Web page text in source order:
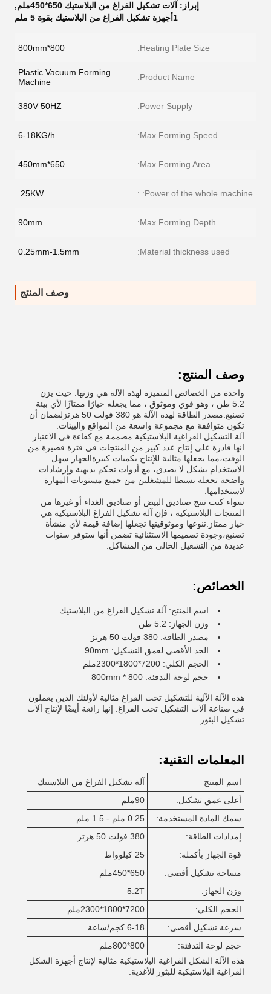
إبراز: آلات تشكيل الفراغ من البلاستيك 650*450ملم
,
1أجهزة تشكيل الفراغ من البلاستيك بقوة 5 ملم
Heating Plate Size:
800*800mm
Product Name:
Plastic Vacuum Forming
Machine
Power Supply:
380V 50HZ
Max Forming Speed:
6-18KG/h
Max Forming Area:
650*450mm
Power of the whole machine: :
25KW.
Max Forming Depth:
90mm
Material thickness used:
0.25mm-1.5mm
وصف المنتج
وصف المنتج:
واحدة من الخصائص المتميزة لهذه الآلة هي وزنها. حيث يزن
5.2 طن ، وهو قوي وموثوق ، مما يجعله خيارًا ممتازًا لأي بيئة
تصنيع.مصدر الطاقة لهذه الآلة هو 380 فولت 50 هرتزلضمان أن
تكون متوافقة مع مجموعة واسعة من المواقع والبيئات.
آلة التشكيل الفراغية البلاستيكية مصممة مع كفاءة في الاعتبار.
انها قادرة على إنتاج عدد كبير من المنتجات في فترة قصيرة من
الوقت،مما يجعلها مثالية للإنتاج بكميات كبيرةالجهاز سهل
الاستخدام بشكل لا يصدق، مع أدوات تحكم بديهية وإرشادات
واضحة تجعله بسيطا للمشغلين من جميع مستويات المهارة
لاستخدامها.
سواء كنت تنتج صناديق البيض أو صناديق الغداء أو غيرها من
المنتجات البلاستيكية ، فإن آلة تشكيل الفراغ البلاستيكية هي
خيار ممتاز.تنوعها وموثوقيتها تجعلها إضافة قيمة لأي منشأة
تصنيع،وجودة تصميمها الاستثنائية تضمن أنها ستوفر سنوات
عديدة من التشغيل الخالي من المشاكل.
الخصائص:
اسم المنتج: آلة تشكيل الفراغ من البلاستيك
وزن الجهاز: 5.2 طن
مصدر الطاقة: 380 فولت 50 هرتز
الحد الأقصى لعمق التشكيل: 90mm
الحجم الكلي: 7200*1800*2300ملم
حجم لوحة التدفئة: 800 * 800mm
هذه الآلة الآلية للتشكيل تحت الفراغ مثالية لأولئك الذين يعملون
في صناعة آلات التشكيل تحت الفراغ. إنها رائعة أيضًا لإنتاج آلات
تشكيل البثور.
المعلمات التقنية:
اسم المنتج
آلة تشكيل الفراغ من البلاستيك
أعلى عمق تشكيل:
90ملم
سمك المادة المستخدمة:
0.25 ملم - 1.5 ملم
إمدادات الطاقة:
380 فولت 50 هرتز
قوة الجهاز بأكمله:
25 كيلوواط
مساحة تشكيل أقصى:
650*450ملم
وزن الجهاز:
5.2T
الحجم الكلي:
7200*1800*2300ملم
سرعة تشكيل أقصى:
6-18 كجم/ساعة
حجم لوحة التدفئة:
800*800ملم
هذه الآلة الشكل الفراغية البلاستيكية مثالية لإنتاج أجهزة الشكل
الفراغية البلاستيكية للبثور للأغذية.